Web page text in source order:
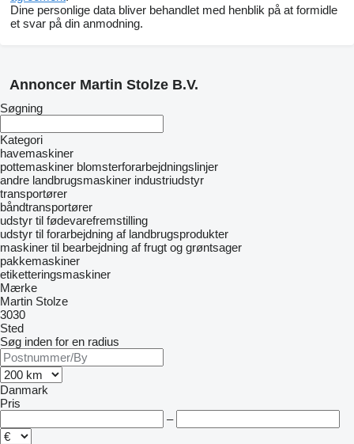
Dine personlige data bliver behandlet med henblik på at formidle
et svar på din anmodning.
Annoncer Martin Stolze B.V.
Søgning
Kategori
havemaskiner
pottemaskiner blomsterforarbejdningslinjer
andre landbrugsmaskiner industriudstyr
transportører
båndtransportører
udstyr til fødevarefremstilling
udstyr til forarbejdning af landbrugsprodukter
maskiner til bearbejdning af frugt og grøntsager
pakkemaskiner
etiketteringsmaskiner
Mærke
Martin Stolze
3030
Sted
Søg inden for en radius
Danmark
Pris
–